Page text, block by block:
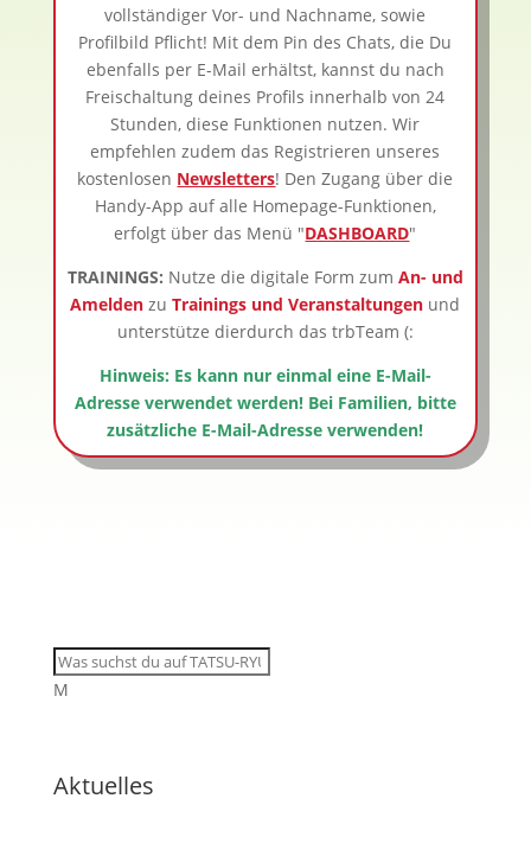
vollständiger Vor- und Nachname, sowie
Profilbild Pflicht! Mit dem Pin des Chats, die Du
ebenfalls per E-Mail erhältst, kannst du nach
Freischaltung deines Profils innerhalb von 24
Stunden, diese Funktionen nutzen. Wir
empfehlen zudem das Registrieren unseres
kostenlosen Newsletters! Den Zugang über die
Handy-App auf alle Homepage-Funktionen,
erfolgt über das Menü "DASHBOARD"
TRAININGS: Nutze die digitale Form zum An- und
Amelden zuTrainings und Veranstaltungen und
unterstütze dierdurch das trbTeam (:
Hinweis: Es kann nur einmal eine E-Mail-
Adresse verwendet werden! Bei Familien, bitte
zusätzliche E-Mail-Adresse verwenden!
M
Aktuelles